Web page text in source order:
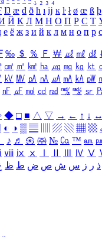
Ŋ æ đ ð ħ ı ĳ ĸ ŀ ł ø œ ß þ
Й К Л М Н О П Р С Т
е ё ж з и й к л м н о п р с
‰ ＄ ％ Ｆ ￦ ㎕ ㎖ ㎗
㎠ ㎡ ㎢ ㏊ ㎍ ㎎ ㎏ ㏏
㎸ ㎹ ㎀ ㎁ ㎂ ㎃ ㎄ ㎺
㎋ ㎌ ㏖ ㏅ ㎭ ㎮ ㎯ ㏛
◆ □ ■ △ ▽ → ← ↑ ↓ ↔
◐ ◑ ▒ ▤ ▨ ▧ ▦ ▩
♪ ♬ ㉿ ㈜ № ㏇ ™ ㏂
ⅷ ⅸ ⅹ Ⅳ Ⅴ
ذ ر ز س ش ص ض ط ظ